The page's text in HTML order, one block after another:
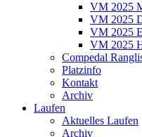
VM 2025
VM 2025
VM 2025
VM 2025
Compedal
Platzinfo
Kontakt
Archiv
Laufen
Aktuelles Laufen
Archiv